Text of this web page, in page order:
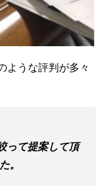
ような評判が多々
って提案して頂
。